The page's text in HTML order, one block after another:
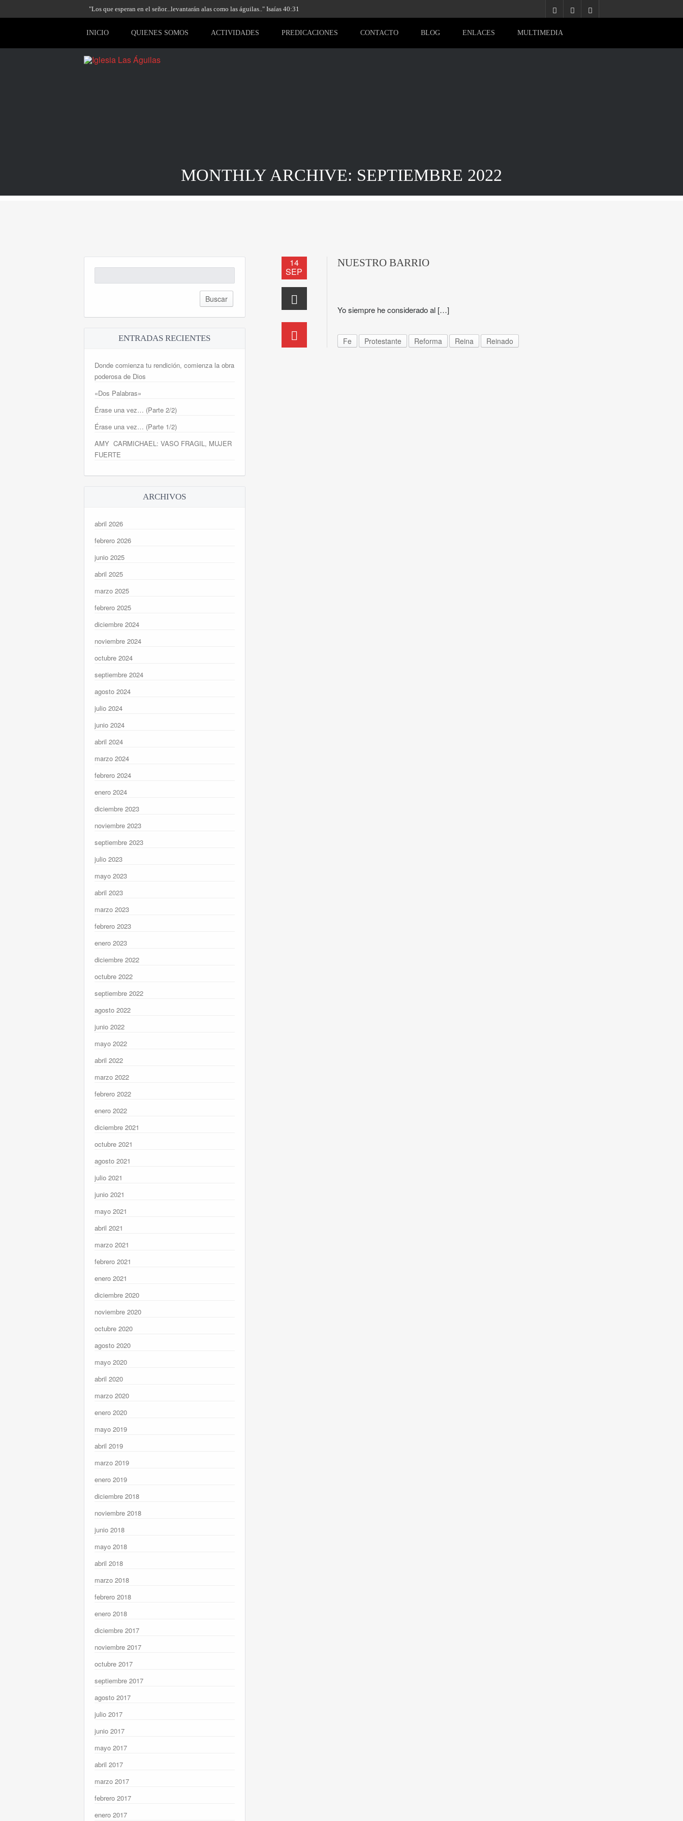
"Los que esperan en el señor...levantarán alas como las águilas.." Isaías 40:31
INICIO QUIENES SOMOS ACTIVIDADES PREDICACIONES CONTACTO BLOG ENLACES MULTIMEDIA
MONTHLY ARCHIVE: SEPTIEMBRE 2022
ENTRADAS RECIENTES
Donde comienza tu rendición, comienza la obra
poderosa de Dios
«Dos Palabras»
Érase una vez… (Parte 2/2)
Érase una vez… (Parte 1/2)
AMY CARMICHAEL: VASO FRAGIL, MUJER
FUERTE
ARCHIVOS
abril 2026
febrero 2026
junio 2025
abril 2025
marzo 2025
febrero 2025
diciembre 2024
noviembre 2024
octubre 2024
septiembre 2024
agosto 2024
julio 2024
junio 2024
abril 2024
marzo 2024
febrero 2024
enero 2024
diciembre 2023
noviembre 2023
septiembre 2023
julio 2023
mayo 2023
abril 2023
marzo 2023
febrero 2023
enero 2023
diciembre 2022
octubre 2022
septiembre 2022
agosto 2022
junio 2022
mayo 2022
abril 2022
marzo 2022
febrero 2022
enero 2022
diciembre 2021
octubre 2021
agosto 2021
julio 2021
junio 2021
mayo 2021
abril 2021
marzo 2021
febrero 2021
enero 2021
diciembre 2020
noviembre 2020
octubre 2020
agosto 2020
mayo 2020
abril 2020
marzo 2020
enero 2020
mayo 2019
abril 2019
marzo 2019
enero 2019
diciembre 2018
noviembre 2018
junio 2018
mayo 2018
abril 2018
marzo 2018
febrero 2018
enero 2018
diciembre 2017
noviembre 2017
octubre 2017
septiembre 2017
agosto 2017
julio 2017
junio 2017
mayo 2017
abril 2017
marzo 2017
febrero 2017
enero 2017
14
SEP
NUESTRO BARRIO
Yo siempre he considerado al […]
Fe Protestante Reforma Reina Reinado